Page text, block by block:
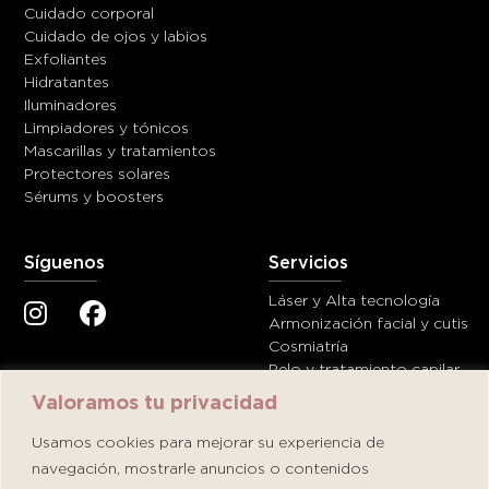
Valoramos tu privacidad
Usamos cookies para mejorar su experiencia de
navegación, mostrarle anuncios o contenidos
Cuidado corporal
Cuidado de ojos y labios
Exfoliantes
Hidratantes
Iluminadores
Limpiadores y tónicos
Mascarillas y tratamientos
Protectores solares
Sérums y boosters
Síguenos Servicios
Láser y Alta tecnología
Armonización facial y cutis
Cosmiatría
Pelo y tratamiento capilar
Ayuda
Términos y condiciones
Contáctanos